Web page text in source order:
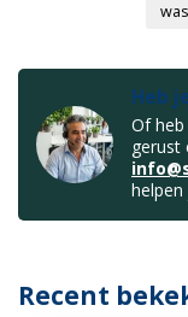
Heb
Of
gerust
helpen
Recent